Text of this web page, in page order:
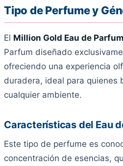
Tipo de Perfume y
El Million Gold Eau de
Parfum diseñado
ofreciendo una experiencia
duradera, ideal para quienes
cualquier ambiente.
Características del Eau
Este tipo de perfume es
concentración de esencias,